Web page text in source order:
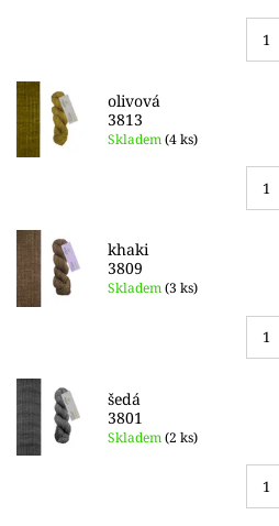
olivová
3813
Skladem(4 ks)
khaki
3809
Skladem(3 ks)
šedá
3801
Skladem(2 ks)